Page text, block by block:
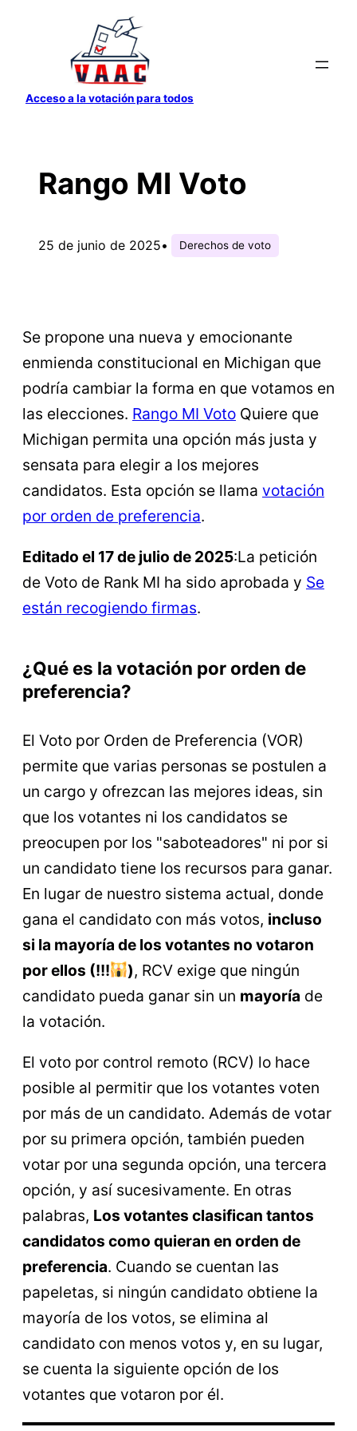
contenido
Acceso a la votación para todos
Rango MI Voto
25 de junio de 2025• Derechos de voto
Se propone una nueva y emocionante
enmienda constitucional en Michigan que
podría cambiar la forma en que votamos en
las elecciones. Rango MI Voto Quiere que
Michigan permita una opción más justa y
sensata para elegir a los mejores
candidatos. Esta opción se llama votación
por orden de preferencia.
Editado el 17 de julio de 2025:La petición
de Voto de Rank MI ha sido aprobada y Se
están recogiendo firmas.
¿Qué es la votación por orden de
preferencia?
El Voto por Orden de Preferencia (VOR)
permite que varias personas se postulen a
un cargo y ofrezcan las mejores ideas, sin
que los votantes ni los candidatos se
preocupen por los "saboteadores" ni por si
un candidato tiene los recursos para ganar.
En lugar de nuestro sistema actual, donde
gana el candidato con más votos, incluso
si la mayoría de los votantes no votaron
por ellos (!!!
), RCV exige que ningún
candidato pueda ganar sin un mayoría de
la votación.
El voto por control remoto (RCV) lo hace
posible al permitir que los votantes voten
por más de un candidato. Además de votar
por su primera opción, también pueden
votar por una segunda opción, una tercera
opción, y así sucesivamente. En otras
palabras, Los votantes clasifican tantos
candidatos como quieran en orden de
preferencia. Cuando se cuentan las
papeletas, si ningún candidato obtiene la
mayoría de los votos, se elimina al
candidato con menos votos y, en su lugar,
se cuenta la siguiente opción de los
votantes que votaron por él.